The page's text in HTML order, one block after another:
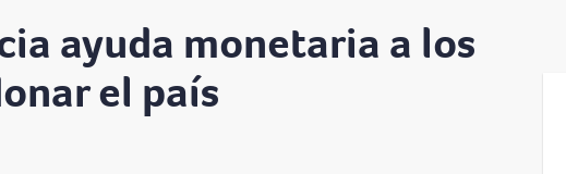
ayuda monetaria a los
el país